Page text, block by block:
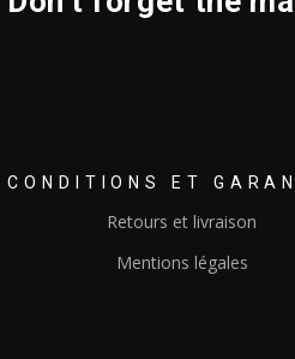
CONDITIONS ET
Retours et livraison
Mentions légales